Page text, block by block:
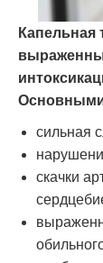
Капельная
Основными
сильная
скачки